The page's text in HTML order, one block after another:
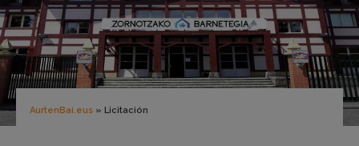
AurtenBai.eus » Licitación